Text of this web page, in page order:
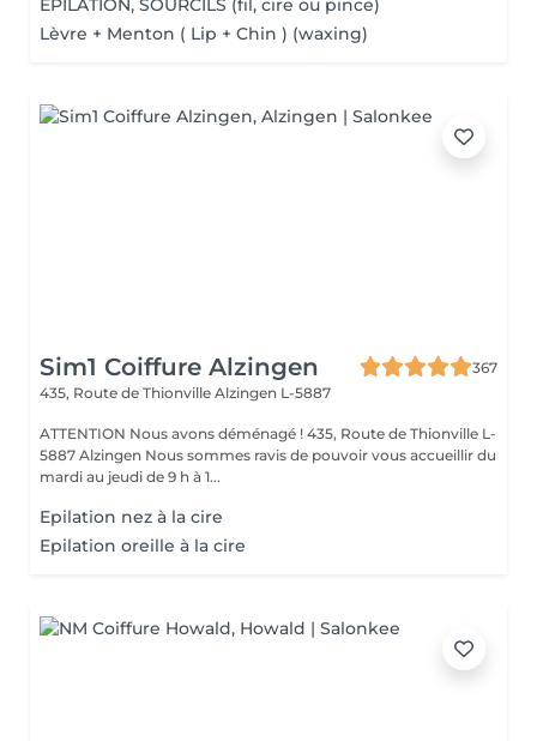
ÉPILATION, SOURCILS (fil, cire ou pince)
Lèvre + Menton ( Lip + Chin ) (waxing)
Sim1 Coiffure Alzingen
367
435, Route de Thionville Alzingen L-5887
ATTENTION Nous avons déménagé ! 435, Route de Thionville L-
5887 Alzingen Nous sommes ravis de pouvoir vous accueillir du
mardi au jeudi de 9 h à 1...
Epilation nez à la cire
Epilation oreille à la cire